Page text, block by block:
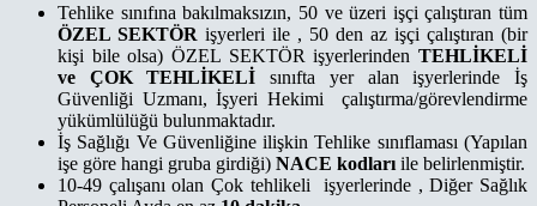
Tehlike sınıfına bakılmaksızın, 50 ve üzeri işçi çalıştıran tüm
ÖZEL SEKTÖR işyerleri ile , 50 den az işçi çalıştıran (bir
kişi bile olsa) ÖZEL SEKTÖR işyerlerinden TEHLİKELİ
ve ÇOK TEHLİKELİ sınıfta yer alan işyerlerinde İş
Güvenliği Uzmanı, İşyeri Hekimi çalıştırma/görevlendirme
yükümlülüğü bulunmaktadır.
İş Sağlığı Ve Güvenliğine ilişkin Tehlike sınıflaması (Yapılan
işe göre hangi gruba girdiği) NACE kodları ile belirlenmiştir.
10-49 çalışanı olan Çok tehlikeli işyerlerinde , Diğer Sağlık